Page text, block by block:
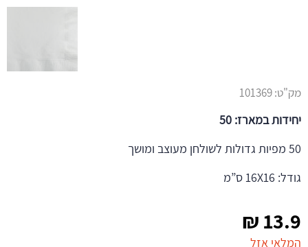
13.9
₪
המלאי אזל
מק"ט:101369
יחידות במארז: 50
50 מפיות גדולות לשולחן מעוצב ומושך
גודל: 16X16 ס”מ